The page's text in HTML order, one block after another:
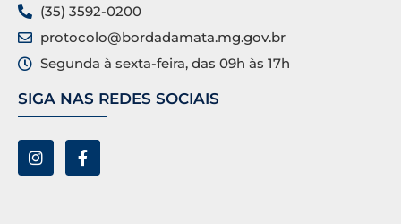
(35) 3592-0200
protocolo@bordadamata.mg.gov.br
Segunda à sexta-feira, das 09h às 17h
SIGA NAS REDES SOCIAIS